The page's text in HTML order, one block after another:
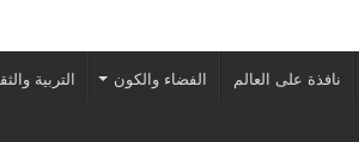
نافذة على العالم الفضاء والكون التربية